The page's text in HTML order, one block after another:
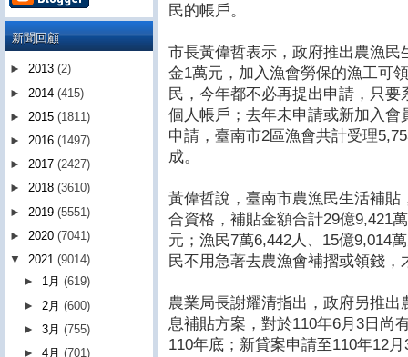
民的帳戶。
市長黃偉哲表示，政府推出農漁
金1萬元，加入漁會勞保的漁工可
民，今年都不必再提出申請，只
個人帳戶；去年未申請或新加入
申請，臺南市2區漁會共計受理
成。
黃偉哲說，臺南市農漁民生活補貼
合資格，補貼金額合計29億9,421
元；漁民7萬6,442人、15億9,014
民不用急著去農漁會補摺或領錢，
農業局長謝耀清指出，政府另推
息補貼方案，對於110年6月3日尚
110年底；新貸案申請至110年12
新聞回顧
► 2013 (2)
► 2014 (415)
► 2015 (1811)
► 2016 (1497)
► 2017 (2427)
► 2018 (3610)
► 2019 (5551)
► 2020 (7041)
▼ 2021 (9014)
► 1月(619)
► 2月(600)
►3月(755)
►4月(701)